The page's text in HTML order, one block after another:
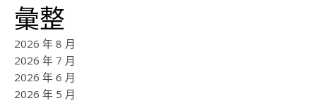
彙整
2026 年 8 月
2026 年 7 月
2026 年 6 月
2026 年 5 月